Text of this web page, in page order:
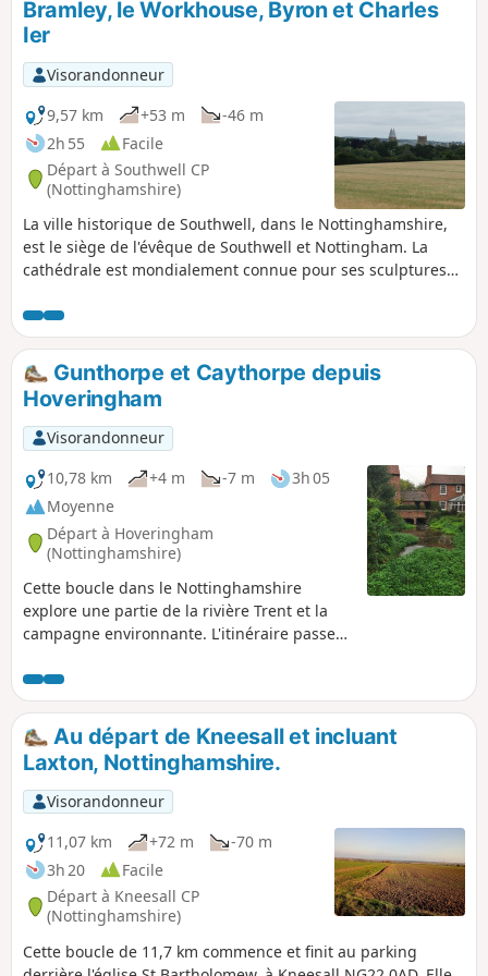
Bramley, le Workhouse, Byron et Charles
Ier
Visorandonneur
9,57 km
+53 m
-46 m
2h 55
Facile
Départ à Southwell CP
(Nottinghamshire)
La ville historique de Southwell, dans le Nottinghamshire,
est le siège de l'évêque de Southwell et Nottingham. La
cathédrale est mondialement connue pour ses sculptures
célèbre pour le pommier Bramley original, planté en 1809,
et pour le fait que Charles Ier y a passé sa dernière nuit
avant d'être emmené à Londres pour être exécuté. Lord
Byron a également vécu ici. L'hospice situé à la périphérie
de la ville est un site populaire appartenant au National
Trust.
Gunthorpe et Caythorpe depuis
Hoveringham
Visorandonneur
10,78 km
+4 m -7 m
3h 05
Moyenne
Départ à Hoveringham
(Nottinghamshire)
Cette boucle dans le Nottinghamshire
explore une partie de la rivière Trent et la
campagne environnante. L'itinéraire passe
Hoveringham.
Au départ de Kneesall et incluant
Laxton, Nottinghamshire.
Visorandonneur
11,07 km
+72 m
-70 m
3h 20
Facile
Départ à Kneesall CP
(Nottinghamshire)
Cette boucle de 11,7 km commence et finit au parking